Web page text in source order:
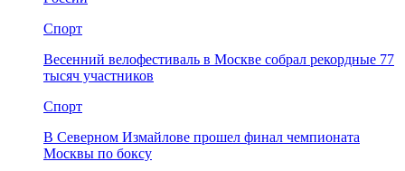
Спорт
Весенний велофестиваль в Москве собрал рекордные 77
тысяч участников
Спорт
В Северном Измайлове прошел финал чемпионата
Москвы по боксу